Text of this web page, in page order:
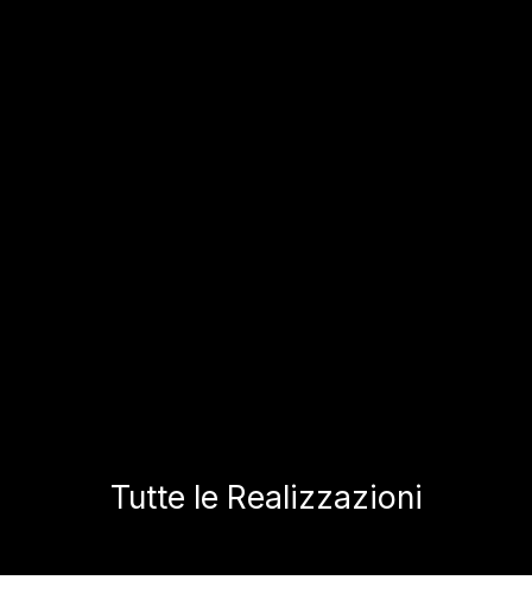
Tutte le Realizzazioni